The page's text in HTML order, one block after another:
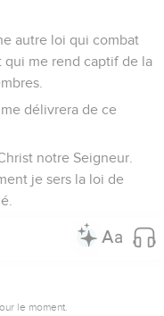
autre loi qui combat
me rend captif de la
délivrera de ce
notre Seigneur.
je sers la loi de
le moment.